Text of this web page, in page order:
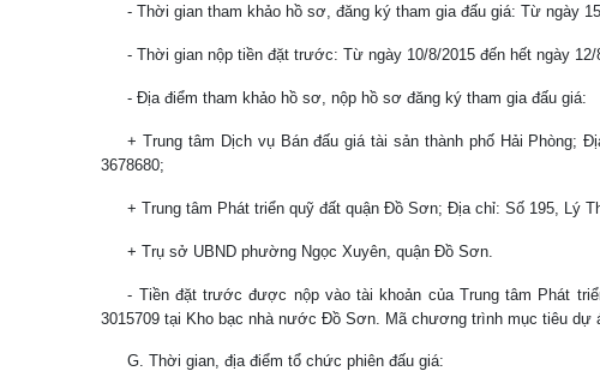
- Thời gian tham khảo hồ sơ, đăng ký tham gia đấu giá: Từ ngày
- Thời gian nộp tiền đặt trước: Từ ngày 10/8/2015 đến hết ngày 12/
- Địa điểm tham khảo hồ sơ, nộp hồ sơ đăng ký tham gia đấu giá:
+ Trung tâm Dịch vụ Bán đấu giá tài sản thành phố Hải Phòng;
3678680;
+ Trung tâm Phát triển quỹ đất quận Đồ Sơn; Địa chỉ: Số 195, Lý
+ Trụ sở UBND phường Ngọc Xuyên, quận Đồ Sơn.
- Tiền đặt trước được nộp vào tài khoản của Trung tâm Phát
3015709 tại Kho bạc nhà nước Đồ Sơn. Mã chương trình mục tiêu dự
G. Thời gian, địa điểm tổ chức phiên đấu giá: